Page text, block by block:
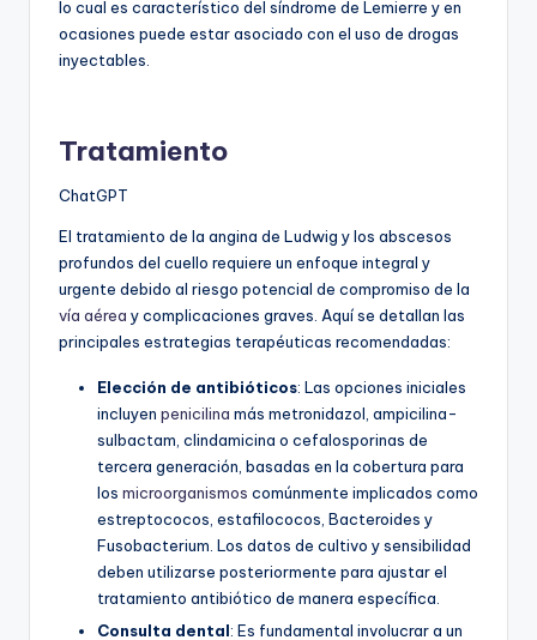
lo cual es característico del síndrome de Lemierre y en
ocasiones puede estar asociado con el uso de drogas
inyectables.
Tratamiento
ChatGPT
El tratamiento de la angina de Ludwig y los abscesos
profundos del cuello requiere un enfoque integral y
urgente debido al riesgo potencial de compromiso de la
vía aérea y complicaciones graves. Aquí se detallan las
principales estrategias terapéuticas recomendadas:
Elección de antibióticos: Las opciones iniciales
incluyen penicilina más metronidazol, ampicilina-
sulbactam, clindamicina o cefalosporinas de
tercera generación, basadas en la cobertura para
los microorganismos comúnmente implicados como
estreptococos, estafilococos, Bacteroides y
Fusobacterium. Los datos de cultivo y sensibilidad
deben utilizarse posteriormente para ajustar el
tratamiento antibiótico de manera específica.
Consulta dental: Es fundamental involucrar a un